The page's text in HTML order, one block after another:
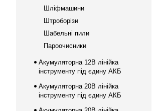
Шліфмашини
Штроборізи
Шабельні пили
Пароочисники
Акумуляторна 12В лінійка
інструменту під єдину АКБ
Акумуляторна 20В лінійка
інструменту під єдину АКБ